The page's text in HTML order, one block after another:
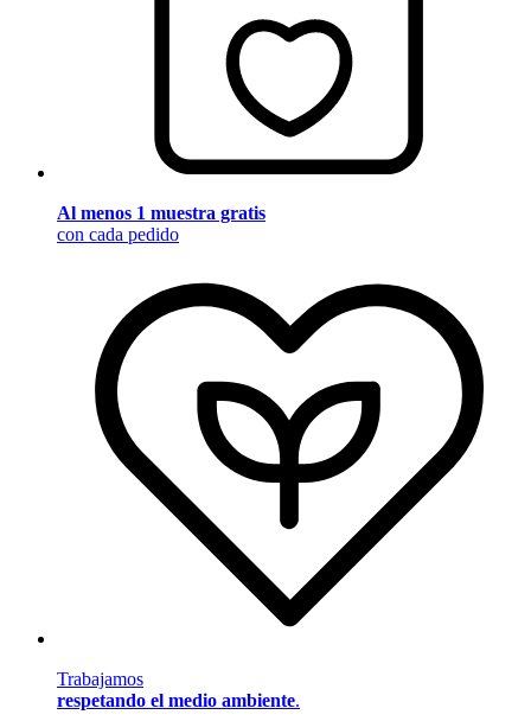
Al menos 1 muestra gratis
con cada pedido
Trabajamos
respetando el medio ambiente.